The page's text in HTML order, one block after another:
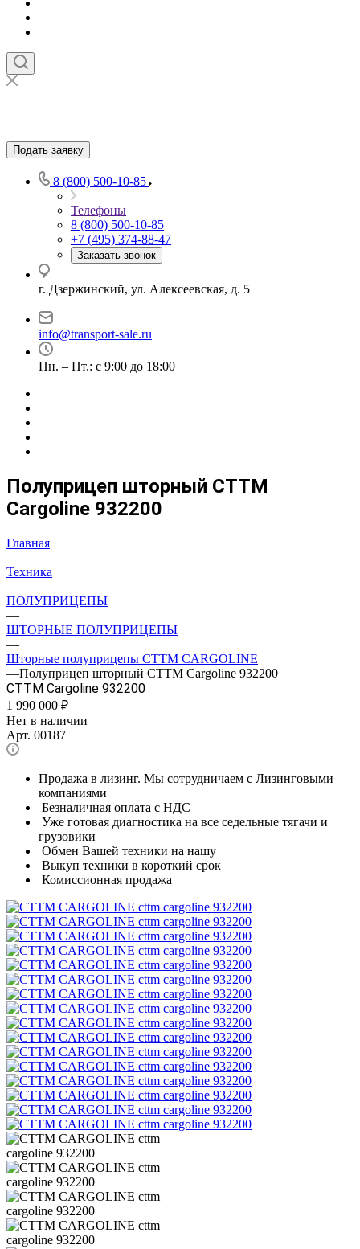
Подать заявку
8 (800) 500-10-85
Телефоны
8 (800) 500-10-85
+7 (495) 374-88-47
Заказать звонок
г. Дзержинский, ул. Алексеевская, д. 5
info@transport-sale.ru
Пн. – Пт.: с 9:00 до 18:00
Полуприцеп шторный CTTM
Cargoline 932200
Главная
—
Техника
—
ПОЛУПРИЦЕПЫ
—
ШТОРНЫЕ ПОЛУПРИЦЕПЫ
—
Шторные полуприцепы CTTM CARGOLINE
—Полуприцеп шторный CTTM Cargoline 932200
CTTM Cargoline 932200
1 990 000 ₽
Нет в наличии
Арт. 00187
Продажа в лизинг. Мы сотрудничаем с Лизинговыми
компаниями
Безналичная оплата с НДС
Уже готовая диагностика на все седельные тягачи и
грузовики
Обмен Вашей техники на нашу
Выкуп техники в короткий срок
Комиссионная продажа